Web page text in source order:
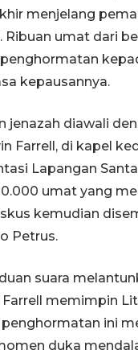
menjelang
Ribuan umat dari
kepausannya.
jenazah diawali
Farrell, di kapel
Lapangan
umat yang
kemudian
Petrus.
suara
memimpin
ini
duka